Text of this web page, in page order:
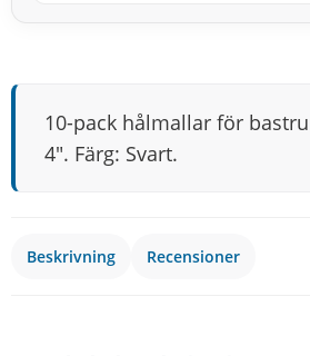
10-pack hålmallar för
4″. Färg: Svart.
Beskrivning Recensioner